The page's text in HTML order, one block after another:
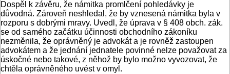
Dospěl k závěru, že námitka promlčení pohledávky je
důvodná. Zároveň neshledal, že by vznesená námitka byla v
rozporu s dobrými mravy. Uvedl, že úprava v § 408 obch. zák.
se od samého začátku účinnosti obchodního zákoníku
nezměnila, že oprávněný je advokát a je rovněž zastoupen
advokátem a že jednání jednatele povinné nelze považovat za
úskočné nebo takové, z něhož by bylo možno vyvozovat, že
chtěla oprávněného uvést v omyl.